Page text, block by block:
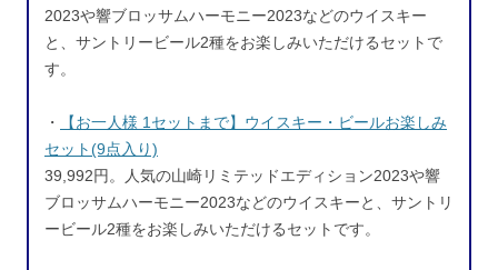
2023や響ブロッサムハーモニー2023などのウイスキー
と、サントリービール2種をお楽しみいただけるセットで
す。
・
【お一人様 1セットまで】ウイスキー・ビールお楽しみ
セット(9点入り)
39,992円。人気の山崎リミテッドエディション2023や響
ブロッサムハーモニー2023などのウイスキーと、サントリ
ービール2種をお楽しみいただけるセットです。